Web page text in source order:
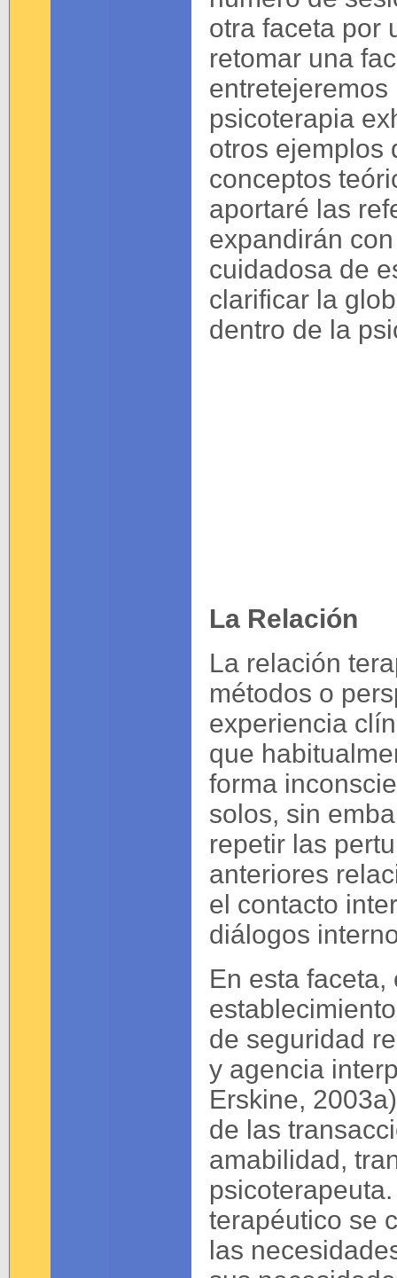
otra faceta por
retomar una
psicoterapia
otros ejemplos
conceptos
aportaré las
expandirán
cuidadosa de
clarificar la
dentro de la
La Relación
La relación
métodos o
experiencia
que
forma
solos, sin
repetir las
anteriores
el contacto
diálogos
En esta
de seguridad
y agencia
Erskine,
de las
amabilidad,
terapéutico se
las